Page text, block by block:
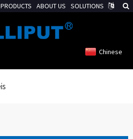
Chinese
PRODUCTS ABOUT US SOLUTIONS